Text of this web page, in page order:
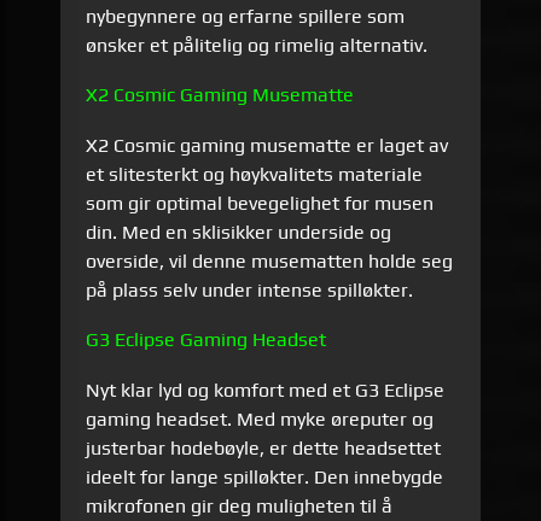
nybegynnere og erfarne spillere som
ønsker et pålitelig og rimelig alternativ.
X2 Cosmic Gaming Musematte
X2 Cosmic gaming musematte er laget av
et slitesterkt og høykvalitets materiale
som gir optimal bevegelighet for musen
din. Med en sklisikker underside og
overside, vil denne musematten holde seg
på plass selv under intense spilløkter.
G3 Eclipse Gaming Headset
Nyt klar lyd og komfort med et G3 Eclipse
gaming headset. Med myke øreputer og
justerbar hodebøyle, er dette headsettet
ideelt for lange spilløkter. Den innebygde
mikrofonen gir deg muligheten til å